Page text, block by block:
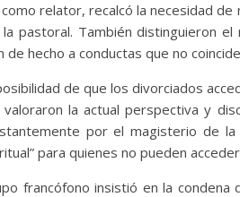
relator, recalcó la necesidad
pastoral. También distinguieron
de hecho a conductas que no
de que los divorciados
la actual perspectiva y
por el magisterio de
para quienes no pueden
francófono insistió en la condena